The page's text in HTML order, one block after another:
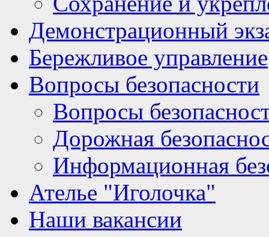
Демонстрационный
Бережливое управление
Вопросы безопасности
Вопросы
Дорожная
Информационная
Ателье "Иголочка"
Наши вакансии